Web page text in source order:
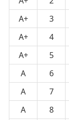
A+
3
A+
4
A+
5
A
6
A
7
A
8